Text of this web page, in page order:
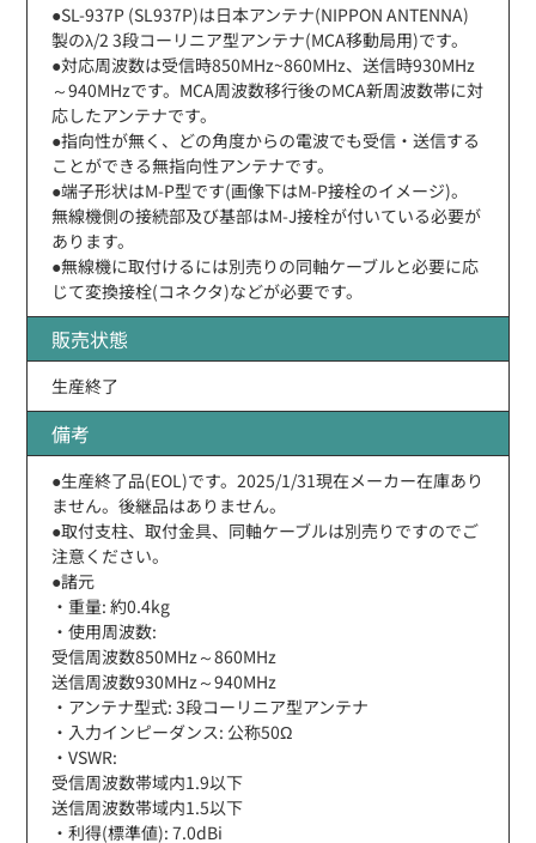
●SL-937P (SL937P)は日本アンテナ(NIPPON ANTENNA)
製のλ/2 3段コーリニア型アンテナ(MCA移動局用)です。
●対応周波数は受信時850MHz~860MHz、送信時930MHz
～940MHzです。MCA周波数移行後のMCA新周波数帯に対
応したアンテナです。
●指向性が無く、どの角度からの電波でも受信・送信する
ことができる無指向性アンテナです。
●端子形状はM-P型です(画像下はM-P接栓のイメージ)。
無線機側の接続部及び基部はM-J接栓が付いている必要が
あります。
●無線機に取付けるには別売りの同軸ケーブルと必要に応
じて変換接栓(コネクタ)などが必要です。
販売状態
生産終了
備考
●生産終了品(EOL)です。2025/1/31現在メーカー在庫あり
ません。後継品はありません。
●取付支柱、取付金具、同軸ケーブルは別売りですのでご
注意ください。
●諸元
・重量: 約0.4kg
・使用周波数:
受信周波数850MHz～860MHz
送信周波数930MHz～940MHz
・アンテナ型式: 3段コーリニア型アンテナ
・入力インピーダンス: 公称50Ω
・VSWR:
受信周波数帯域内1.9以下
送信周波数帯域内1.5以下
・利得(標準値): 7.0dBi